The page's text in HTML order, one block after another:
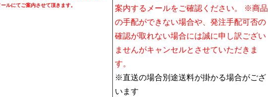
ルにてご案内させて頂きます。
案内するメールをご確認ください。 ※商品
の手配ができない場合や、発注手配可否の
確認が取れない場合には誠に申し訳ござい
ませんがキャンセルとさせていただきま
す。
※直送の場合別途送料が掛かる場合がござ
います